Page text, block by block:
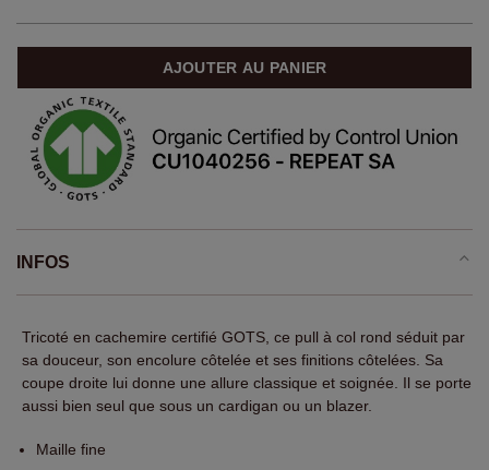
AJOUTER AU PANIER
INFOS
Tricoté en cachemire certifié GOTS, ce pull à col rond séduit par
sa douceur, son encolure côtelée et ses finitions côtelées. Sa
coupe droite lui donne une allure classique et soignée. Il se porte
aussi bien seul que sous un cardigan ou un blazer.
Maille fine